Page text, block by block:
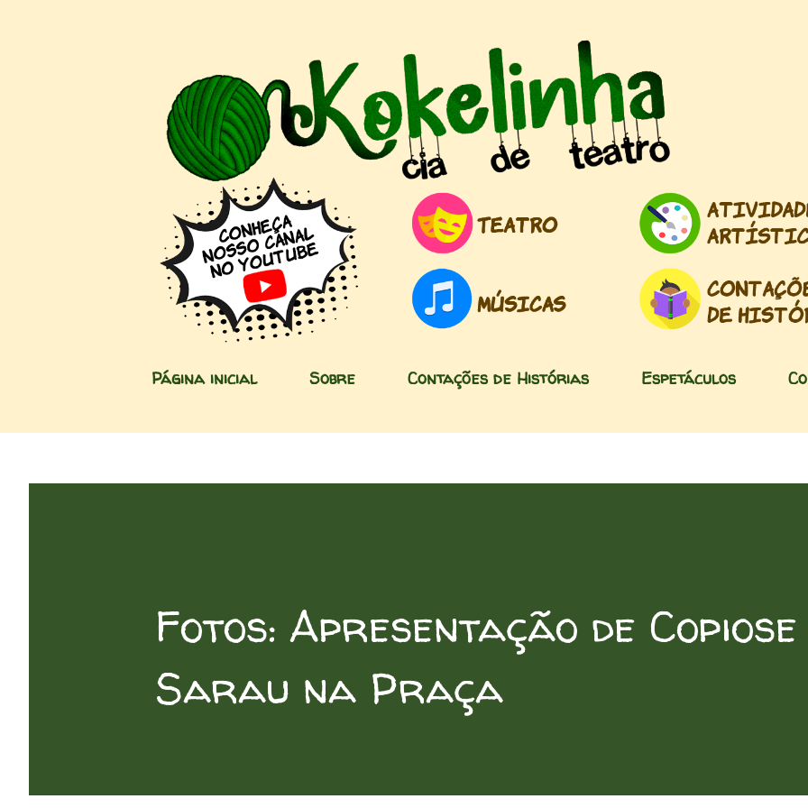
Página inicial Sobre Contações de Histórias Espetáculos
Fotos: Apresentação de
Sarau na Praça